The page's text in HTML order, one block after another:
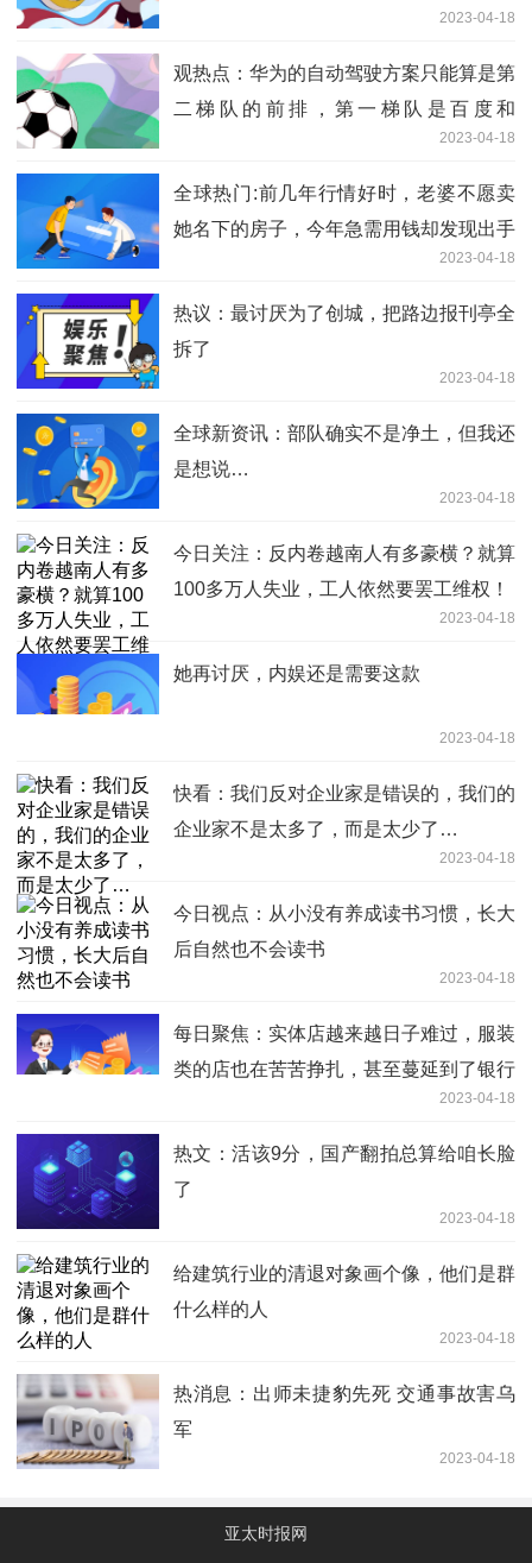
2023-04-18
观热点：华为的自动驾驶方案只能算是第
二梯队的前排，第一梯队是百度和
2023-04-18
全球热门:前几年行情好时，老婆不愿卖
她名下的房子，今年急需用钱却发现出手
2023-04-18
热议：最讨厌为了创城，把路边报刊亭全
拆了
2023-04-18
全球新资讯：部队确实不是净土，但我还
是想说…
2023-04-18
今日关注：反内卷越南人有多豪横？就算
100多万人失业，工人依然要罢工维权！
2023-04-18
她再讨厌，内娱还是需要这款
2023-04-18
快看：我们反对企业家是错误的，我们的
企业家不是太多了，而是太少了…
2023-04-18
今日视点：从小没有养成读书习惯，长大
后自然也不会读书
2023-04-18
每日聚焦：实体店越来越日子难过，服装
类的店也在苦苦挣扎，甚至蔓延到了银行
2023-04-18
热文：活该9分，国产翻拍总算给咱长脸
了
2023-04-18
给建筑行业的清退对象画个像，他们是群
什么样的人
2023-04-18
热消息：出师未捷豹先死 交通事故害乌
军
2023-04-18
亚太时报网